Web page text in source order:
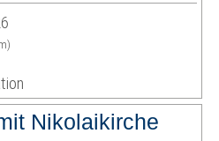
Nikolaikirche